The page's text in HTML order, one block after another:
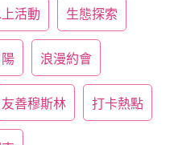
活動 生態探索
浪漫約會
友善穆斯林 打卡熱點